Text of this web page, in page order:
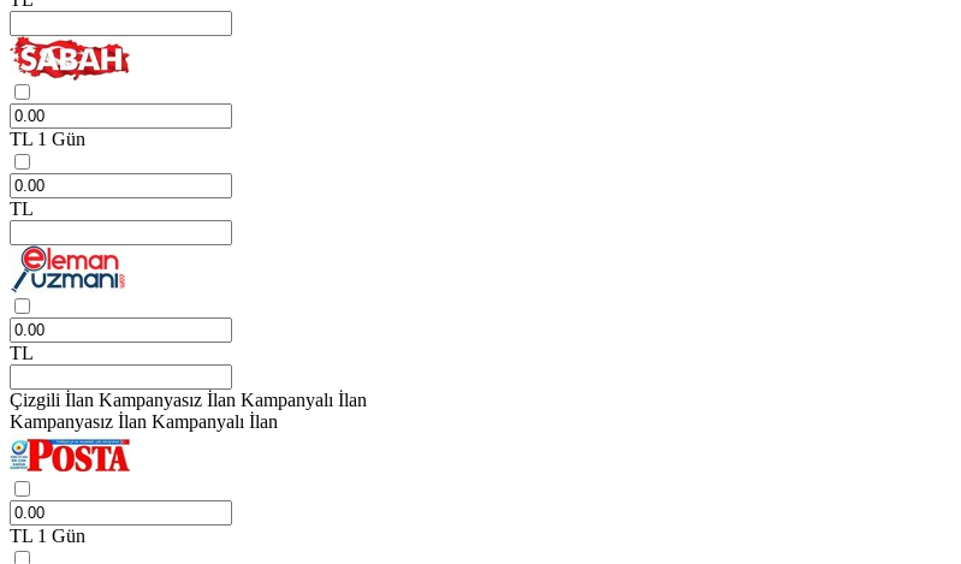
TL 1 Gün
TL
TL
Çizgili İlan Kampanyasız İlan Kampanyalı İlan
Kampanyasız İlan Kampanyalı İlan
TL 1 Gün